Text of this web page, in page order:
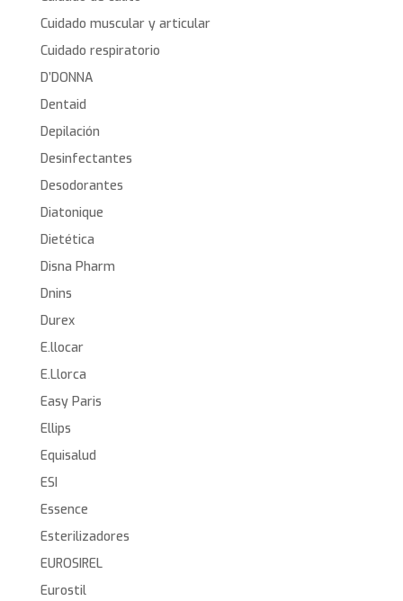
Cuidado muscular y articular
Cuidado respiratorio
D’DONNA
Dentaid
Depilación
Desinfectantes
Desodorantes
Diatonique
Dietética
Disna Pharm
Dnins
Durex
E.llocar
E.Llorca
Easy Paris
Ellips
Equisalud
ESI
Essence
Esterilizadores
EUROSIREL
Eurostil